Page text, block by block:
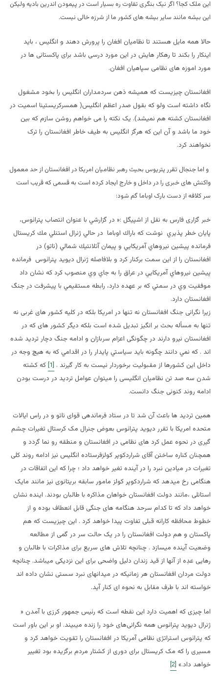
این ملک کجا؟ اگر نیک بنگری تفاوت ره بسیار است در پیمودن اندرین بادیه ولیکن
این بیشه مانند سایر بیشه های کشور ما از شرزه خالی نیست.
حالا همه مایل هستند تا نظامیان افغان را پرورش دهند و انگلیس ، باید
اینکار را بکند تا رهکار هایش در این مورد درسی باشد برای پاکستانی ها در
مورد اموزه های نظامی سپاهیان افغان.
افغانستان چیزیست که همیشه ذهن سردمداران انگلیس را بخود مشغول
نگاه داشته است ولو که بقول صدر اعظم انگلیس( همسرکریستینا اسمیت در
افغانستان کشته هم نمیشد). یک نکته را می خواهم روشن سازم که بین
خود ما باشد و آن این که هرگز انگلیس به طیف خاطر افغانستان را ترک
نخواهند کرد.
و اما جنجال تقرر پتریوس بحیث رهبر نظامیان امریکا در افغانستان از حد معمول
واکنش های خبری را در داخل و خارج ایجاد کرده است به قسمی که قریب است
سر کلافه از دست بارک اوباما گم شود:
خبر گزاری فارس به نقل از اشپیگل :« در گزارشي با عنوان انتصاب پترائوس،
پايان خطر پذيري نوشت كه باراك اوباما در حالي ژنرال استنلي مك كريستال
فرمانده پيشين نيروهاي آمريكايي و پيمان آتلانتيك شمالي (ناتو) در
افغانستان را از اين سمت بركنار كرد و بلافاصله ژنرال ديويد پترائوس فرمانده
پيشين نيروهاي آمريكايي در عراق را به جاي وي منصوب كرد كه نشان داد
موفقيت وي در سمتي كه بر عهده دارد، رابطه مستقيمي با پيشرفت در جنگ
افغانستان دارد.
زیرا نگرانی جنگ افغانستان نه تنها در امریکا بلکه در کلیه کشور های غربی نه
تنها به مسأله بحث بر انگیز تبدیل شده است بلکه دیگر کشور های که در
افغانستان نیرو دارند در چگونگی اعزام سربازان و ادامه جنگ دچار تردید شده
اند . كه نمي دانند چگونه بايد سياستي پايدار را در اقدامي كه به هيچ وجه در
داخل اين كشورها از مقبوليت برخوردار نيست به كار گيرند . [1]
که کشته
شدن سه صد تن نظامیان انگلیسی را میتوان عوامل تردید در درست بودن
ادامه روند کنونی جنگ دانست.
همین تردید ها باعث آن شد تا در ستاد فرماندهی قوای ناتو و در راس ایالات
متحده امریکا با تقرر دیوید پترائوس بعوض جنرال مک کرستال تغیرات چشم
گیری در نحوه عمل کرد های نظامی در افغانستان و منطقه رو نما گردد و
همچنان کناره ساختن آقای شراردکوپر کولزفرستاده انگلیس نیز ادامه روند کلی
تغیرات در میادین نبرد را در آینده تغیر خواهد داد ؛ چرا که این اتفاقات در
هنگامی رخ میدهد که شراردکوپر کولز مامور سابقه بریتانوی نیز مانند مایک
استانلی ،مانند دولت افغانستان خواهان مذاکره با طالبان بودند. اینده نشان
خواهد داد که تا کدام سرحد هنگامه های جنگی قابل انعطاف بوده و از
خطوط محافظه کارانه قبلی تفاوت پیدا خواهد کرد . این چیزیست که هم
پاکستان و هم دولت افغانستان را در یک حالت سر در گمی از مطالعه
وضعیت آینده میسازد . چنانچه تلاش های سریع برای مذاکرات با طالبان و
رهایی عدِه از آنها از قید زندان دلیل واضحی برای این نزدیکی میباشد. چنانچه
دولت مردان افغانستان هر زمانیکه در میدانهای نبرد سستی نشان داده اند
خواسته اند با طرف مقابل به نحوه ای کنار آید.
اما چیزی که اهمیت دارد این نقطه است که رئیس جمهور کرزی با آمدن «
ژنرال دیوید پترائوس همه نگرانی‌های خود را زنده میبیند. او بر این باور است
که پترائوس استراتژی نظامی آمریکا در افغانستان را تقویت خواهد کرد و
مسیری را که مک کریستال برای دوری از کشتار مردم برگزیده بود تغییر
خواهد داد.» [2]